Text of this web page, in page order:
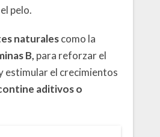
pelo.
naturalescomo la
B, para reforzar el
estimular el crecimientos
aditivos o